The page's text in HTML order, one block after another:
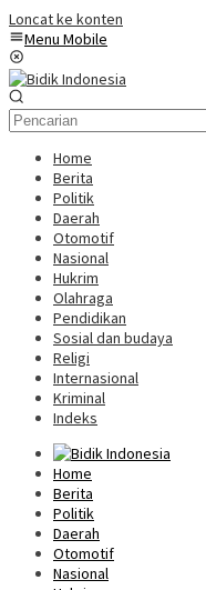
Loncat ke konten
Menu Mobile
Home
Berita
Politik
Daerah
Otomotif
Nasional
Hukrim
Olahraga
Pendidikan
Sosial dan budaya
Religi
Internasional
Kriminal
Indeks
Home
Berita
Politik
Daerah
Otomotif
Nasional